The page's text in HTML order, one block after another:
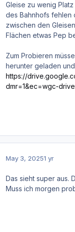
Gleise zu wenig
des Bahnhofs fehlen
zwischen den
Flächen etwas Pep
Zum Probieren
herunter geladen
https://
dmr=1&ec=wgc-
May 3, 20251 yr
Das sieht super aus.
Muss ich morgen